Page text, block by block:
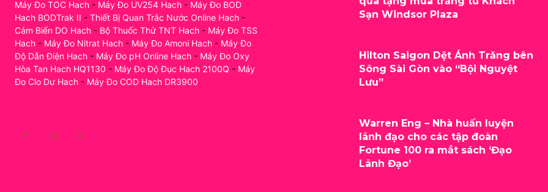
Máy Đo TOC Hach - Máy Đo UV254 Hach - Máy Đo BOD
Hach BODTrak II - Thiết Bị Quan Trắc Nước Online Hach -
Cảm Biến DO Hach - Bộ Thuốc Thử TNT Hach - Máy Đo TSS
Hach - Máy Đo Nitrat Hach - Máy Đo Amoni Hach - Máy Đo
Độ Dẫn Điện Hach - Máy Đo pH Online Hach - Máy Đo Oxy
Hòa Tan Hach HQ1130 - Máy Đo Độ Đục Hach 2100Q - Máy
Đo Clo Dư Hach - Máy Đo COD Hach DR3900
Sạn Windsor Plaza
Hilton Saigon Dệt Ánh Trăng bên
Sông Sài Gòn vào “Bội Nguyệt
Lưu”
Warren Eng – Nhà huấn luyện
lãnh đạo cho các tập đoàn
Fortune 100 ra mắt sách ‘Đạo
Lãnh Đạo’